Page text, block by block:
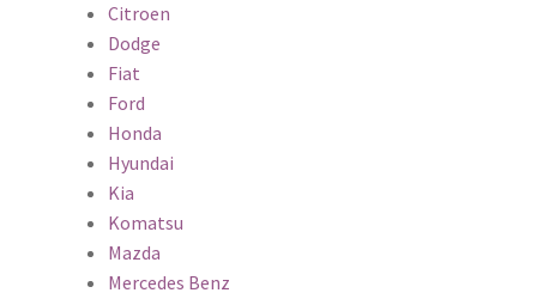
Citroen
Dodge
Fiat
Ford
Honda
Hyundai
Kia
Komatsu
Mazda
Mercedes Benz